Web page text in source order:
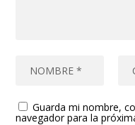
Guarda mi nombre,
navegador para la